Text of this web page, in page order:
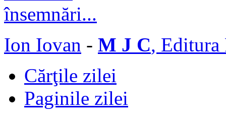
Ion Iovan - M J C, Editura
Cărţile zilei
Paginile zilei